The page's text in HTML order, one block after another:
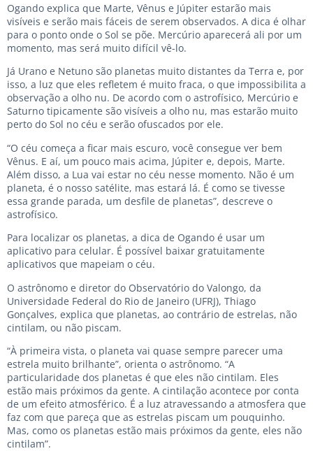
Ogando explica que Marte, Vênus e Júpiter estarão mais
visíveis e serão mais fáceis de serem observados. A dica é olhar
para o ponto onde o Sol se põe. Mercúrio aparecerá ali por um
momento, mas será muito difícil vê-lo.
Já Urano e Netuno são planetas muito distantes da Terra e, por
isso, a luz que eles refletem é muito fraca, o que impossibilita a
observação a olho nu. De acordo com o astrofísico, Mercúrio e
Saturno tipicamente são visíveis a olho nu, mas estarão muito
perto do Sol no céu e serão ofuscados por ele.
“O céu começa a ficar mais escuro, você consegue ver bem
Vênus. E aí, um pouco mais acima, Júpiter e, depois, Marte.
Além disso, a Lua vai estar no céu nesse momento. Não é um
planeta, é o nosso satélite, mas estará lá. É como se tivesse
essa grande parada, um desfile de planetas”, descreve o
astrofísico.
Para localizar os planetas, a dica de Ogando é usar um
aplicativo para celular. É possível baixar gratuitamente
aplicativos que mapeiam o céu.
O astrônomo e diretor do Observatório do Valongo, da
Universidade Federal do Rio de Janeiro (UFRJ), Thiago
Gonçalves, explica que planetas, ao contrário de estrelas, não
cintilam, ou não piscam.
“À primeira vista, o planeta vai quase sempre parecer uma
estrela muito brilhante”, orienta o astrônomo. “A
particularidade dos planetas é que eles não cintilam. Eles
estão mais próximos da gente. A cintilação acontece por conta
de um efeito atmosférico. É a luz atravessando a atmosfera que
faz com que pareça que as estrelas piscam um pouquinho.
Mas, como os planetas estão mais próximos da gente, eles não
cintilam”.